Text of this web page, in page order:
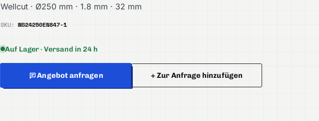
Wellcut · Ø250 mm · 1.8 mm · 32 mm
SKU: WS24250EN847-1
Auf Lager · Versand in 24 h
Angebot anfragen + Zur Anfrage hinzufügen